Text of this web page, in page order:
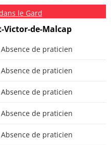
le Gard
Victor-de-Malcap
Absence de praticien
Absence de praticien
Absence de praticien
Absence de praticien
Absence de praticien